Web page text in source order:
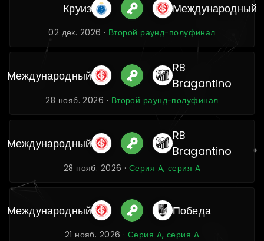
Круиз Международный
02 дек. 2026 · Второй раунд-полуфинал
Международный
RB
Bragantino
28 нояб. 2026 · Второй раунд-полуфинал
Международный
RB
Bragantino
28 нояб. 2026 · Серия A, серия A
Международный Победа
21 нояб. 2026 · Серия A, серия A